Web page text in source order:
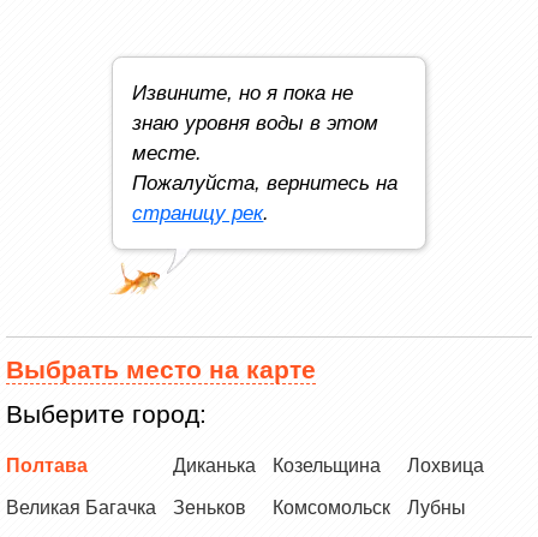
Извините, но я пока не
знаю уровня воды в этом
месте.
Пожалуйста, вернитесь на
страницу рек.
Выбрать место на карте
Выберите город:
Полтава
Великая Багачка
Диканька
Зеньков
Козельщина
Комсомольск
Лохвица
Лубны